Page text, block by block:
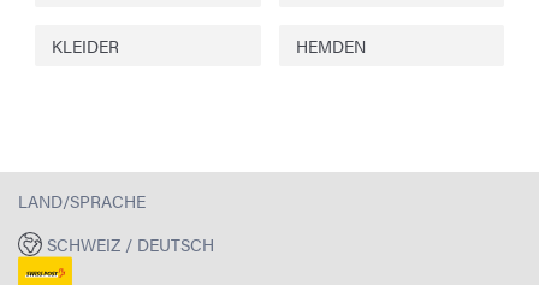
KLEIDER HEMDEN
LAND/SPRACHE
SCHWEIZ / DEUTSCH